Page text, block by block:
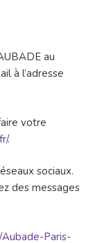
au
à l’adresse
votre
.
sociaux.
des messages
Paris-